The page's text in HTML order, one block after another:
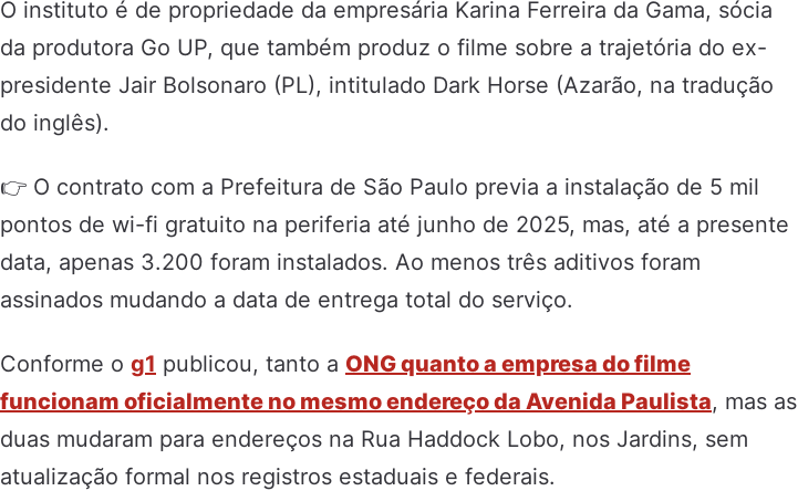
O instituto é de propriedade da empresária Karina Ferreira da Gama, sócia
da produtora Go UP, que também produz o filme sobre a trajetória do ex-
presidente Jair Bolsonaro (PL), intitulado Dark Horse (Azarão, na tradução
do inglês).
👉 O contrato com a Prefeitura de São Paulo previa a instalação de 5 mil
pontos de wi-fi gratuito na periferia até junho de 2025, mas, até a presente
data, apenas 3.200 foram instalados. Ao menos três aditivos foram
assinados mudando a data de entrega total do serviço.
Conforme o g1 publicou, tanto a ONG quanto a empresa do filme
funcionam oficialmente no mesmo endereço da Avenida Paulista, mas as
duas mudaram para endereços na Rua Haddock Lobo, nos Jardins, sem
atualização formal nos registros estaduais e federais.